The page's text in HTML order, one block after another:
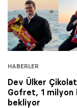
HABERLER
Dev Ülker
Gofret, 1 milyon
bekliyor